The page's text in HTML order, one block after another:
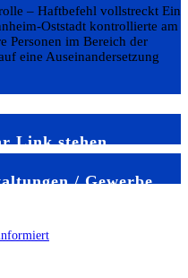
– Haftbefehl vollstreckt Eine
Oststadt kontrollierte am
Personen im Bereich der
eine Auseinandersetzung
Link stehen
/ Gewerbe